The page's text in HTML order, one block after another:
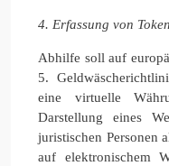
4. Erfassung von
Abhilfe soll auf
5.
eine virtuelle
Darstellung eines
juristischen Personen
auf elektronischem